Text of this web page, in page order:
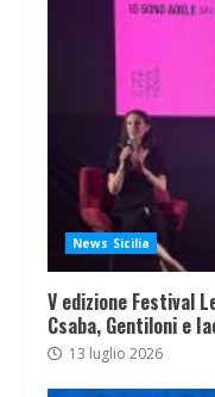
News Sicilia
V edizione Festival
Csaba, Gentiloni e
13 luglio 2026